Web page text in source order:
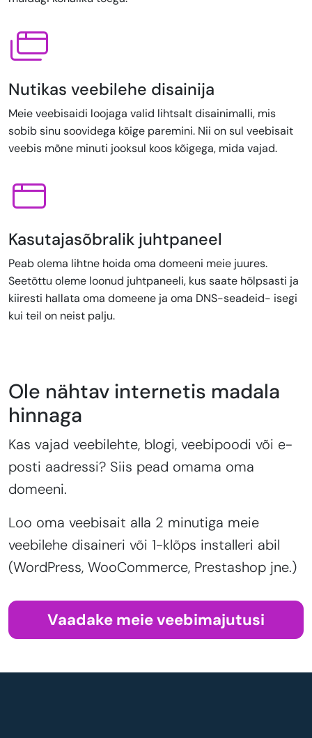
Nutikas veebilehe disainija
Meie veebisaidi loojaga valid lihtsalt disainimalli, mis
sobib sinu soovidega kõige paremini. Nii on sul veebisait
veebis mõne minuti jooksul koos kõigega, mida vajad.
Kasutajasõbralik juhtpaneel
Peab olema lihtne hoida oma domeeni meie juures.
Seetõttu oleme loonud juhtpaneeli, kus saate hõlpsasti ja
kiiresti hallata oma domeene ja oma DNS-seadeid- isegi
kui teil on neist palju.
Ole nähtav internetis madala
hinnaga
Kas vajad veebilehte, blogi, veebipoodi või e-
posti aadressi? Siis pead omama oma
domeeni.
Loo oma veebisait alla 2 minutiga meie
veebilehe disaineri või 1-klõps installeri abil
(WordPress, WooCommerce, Prestashop jne.)
Vaadake meie veebimajutusi